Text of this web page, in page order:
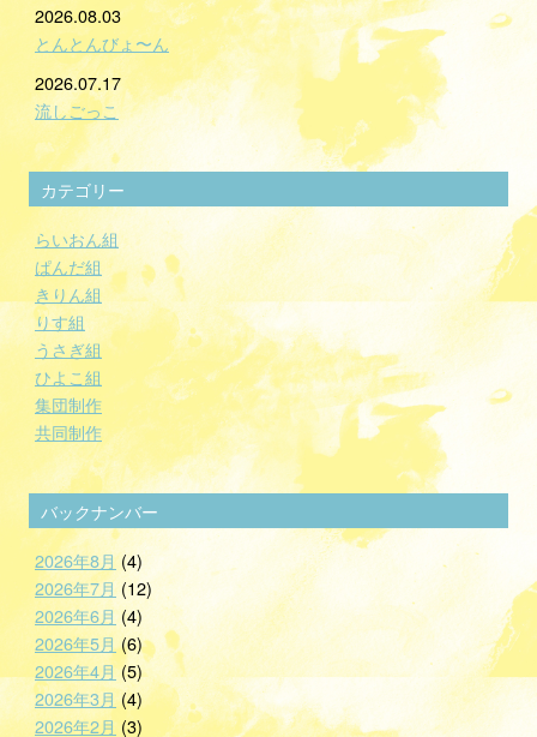
2026.08.03
とんとんびょ〜ん
2026.07.17
流しごっこ
カテゴリー
らいおん組
ぱんだ組
きりん組
りす組
うさぎ組
ひよこ組
集団制作
共同制作
バックナンバー
2026年8月(4)
2026年7月 (12)
2026年6月 (4)
2026年5月(6)
2026年4月(5)
2026年3月(4)
2026年2月 (3)